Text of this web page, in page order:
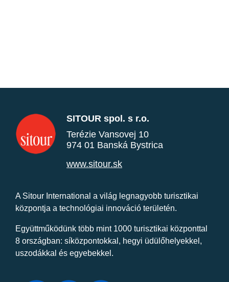
SITOUR spol. s r.o.
Terézie Vansovej 10
974 01 Banská Bystrica
www.sitour.sk
A Sitour International a világ legnagyobb turisztikai
központja a technológiai innováció területén.
Együttműködünk több mint 1000 turisztikai központtal
8 országban: síközpontokkal, hegyi üdülőhelyekkel,
uszodákkal és egyebekkel.